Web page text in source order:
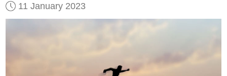
11 January 2023